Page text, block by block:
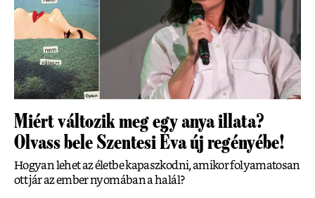
Miért változik meg egy anya illata?
Olvass bele Szentesi Éva új regényébe!
Hogyan lehet az életbe kapaszkodni, amikor folyamatosan
ott jár az ember nyomában a halál?